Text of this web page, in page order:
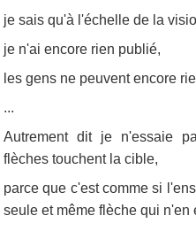
je sais qu'à l'échelle de la
je n'ai encore rien publié,
les gens ne peuvent encore
...
Autrement dit je n'essaie
flèches touchent la cible,
parce que c'est comme si
seule et même flèche qui n'en